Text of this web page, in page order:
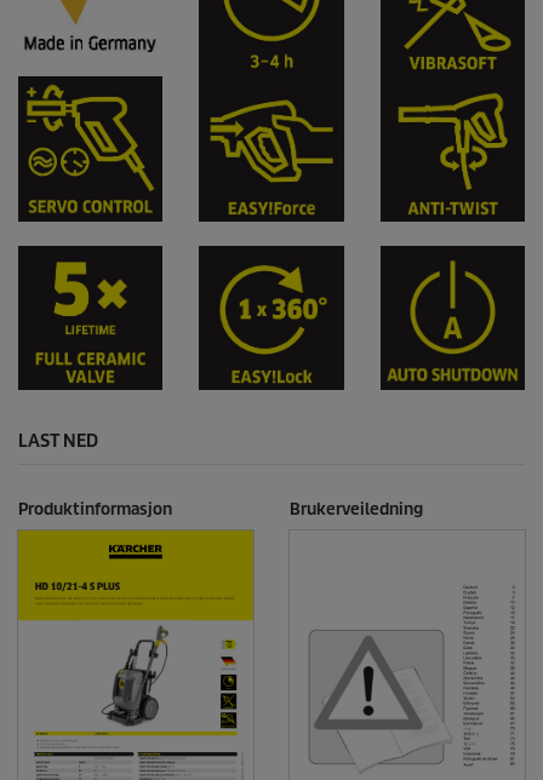
LAST NED
Produktinformasjon Brukerveiledning